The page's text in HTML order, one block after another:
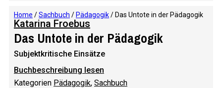
Home /Sachbuch / Pädagogik/ Das Untote in der Pädagogik
Katarina Froebus
Das Untote in der Pädagogik
Subjektkritische Einsätze
Buchbeschreibung lesen
Kategorien Pädagogik, Sachbuch